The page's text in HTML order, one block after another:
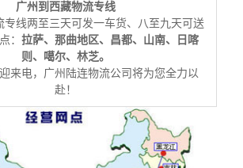
广州到西藏物流专线
专线两至三天可发一车货、八至九天可送
： 拉萨、那曲地区、昌都、山南、日喀
则、噶尔、林芝。
来电，广州陆连物流公司将为您全力以
赴！